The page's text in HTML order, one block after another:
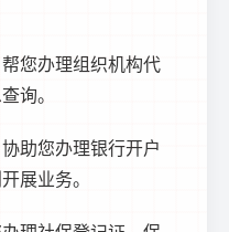
您办理组织机构代
询。
助您办理银行开户
展业务。